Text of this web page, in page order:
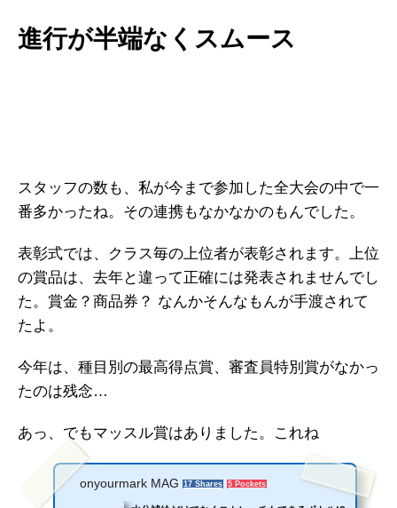
進行が半端なくスムース
スタッフの数も、私が今まで参加した全大会の中で一
番多かったね。その連携もなかなかのもんでした。
表彰式では、クラス毎の上位者が表彰されます。上位
の賞品は、去年と違って正確には発表されませんでし
た。賞金？商品券？ なんかそんなもんが手渡されて
たよ。
今年は、種目別の最高得点賞、審査員特別賞がなかっ
たのは残念…
あっ、でもマッスル賞はありました。これね
onyourmark MAG 17 Shares 5 Pockets